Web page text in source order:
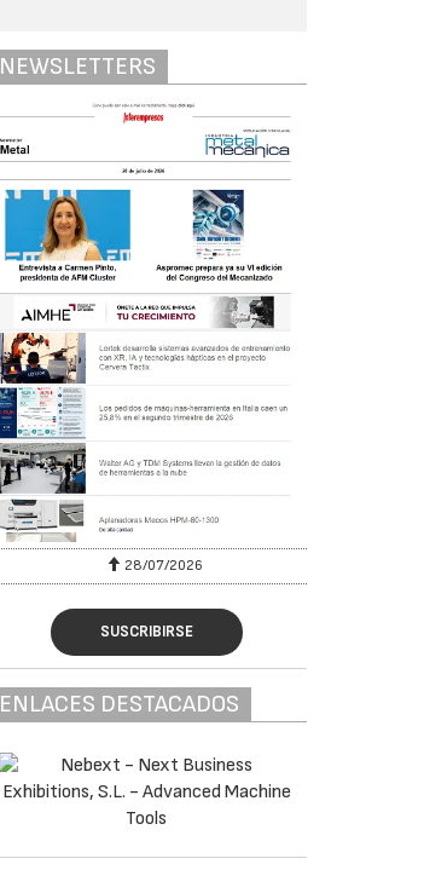
NEWSLETTERS
28/07/2026
SUSCRIBIRSE
ENLACES DESTACADOS